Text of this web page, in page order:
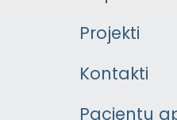
Projekti
Kontakti
Pacientu